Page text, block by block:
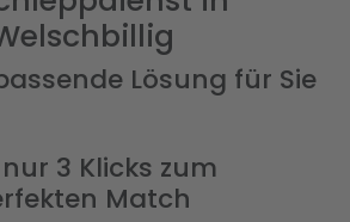
Lösung für Sie
3 Klicks zum
Match